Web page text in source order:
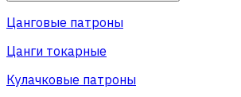
Цанговые патроны
Цанги токарные
Кулачковые патроны